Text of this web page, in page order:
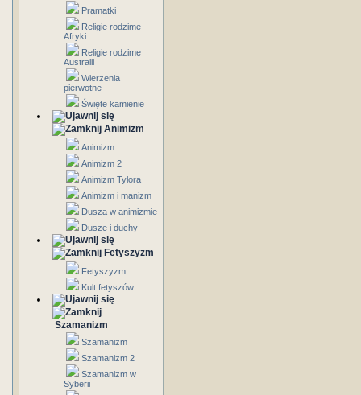
Pramatki
Religie rodzime
Afryki
Religie rodzime
Australii
Wierzenia
pierwotne
Święte kamienie
Animizm
Animizm
Animizm 2
Animizm Tylora
Animizm i manizm
Dusza w animizmie
Dusze i duchy
Fetyszyzm
Fetyszyzm
Kult fetyszów
Szamanizm
Szamanizm
Szamanizm 2
Szamanizm w
Syberii